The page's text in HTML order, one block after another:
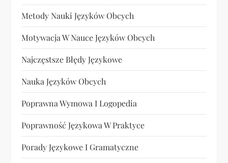
Metody Nauki Języków Obcych
Motywacja W Nauce Języków Obcych
Najczęstsze Błędy Językowe
Nauka Języków Obcych
Poprawna Wymowa I Logopedia
Poprawność Językowa W Praktyce
Porady Językowe I Gramatyczne